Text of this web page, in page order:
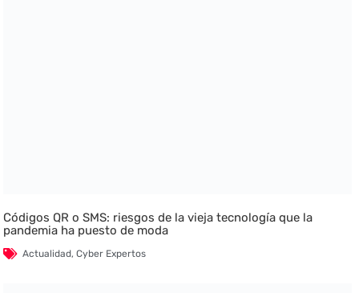
Códigos QR o SMS: riesgos de la vieja tecnología que la
pandemia ha puesto de moda
Actualidad,Cyber Expertos